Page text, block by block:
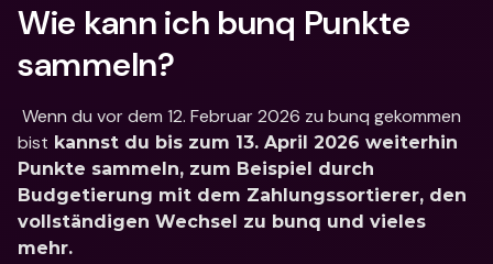
Wie kann ich bunq Punkte
sammeln?
bist kannst du bis zum 13. April 2026 weiterhin
Punkte sammeln, zum Beispiel durch
Budgetierung mit dem Zahlungssortierer, den
vollständigen Wechsel zu bunq und vieles
mehr.